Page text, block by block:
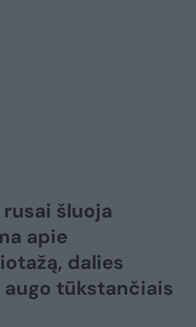
šluoja
apie
dalies
tūkstančiais